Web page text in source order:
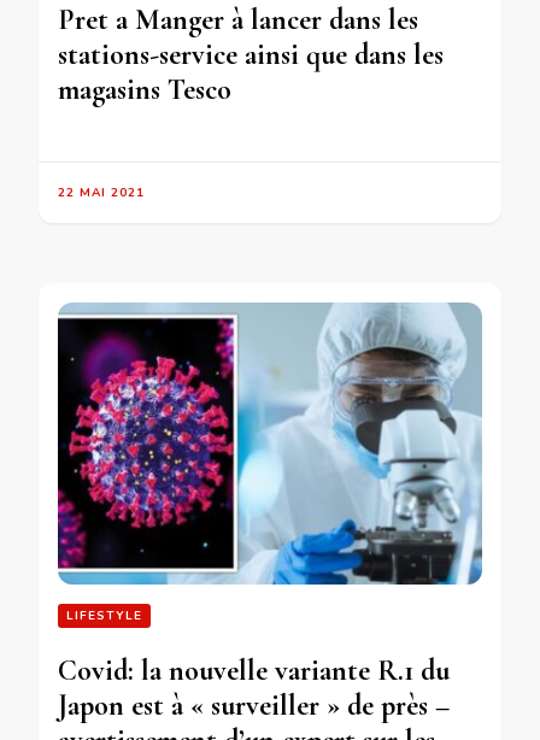
Pret a Manger à lancer dans les
stations-service ainsi que dans les
magasins Tesco
22 MAI 2021
LIFESTYLE
Covid: la nouvelle variante R.1 du
Japon est à « surveiller » de près –